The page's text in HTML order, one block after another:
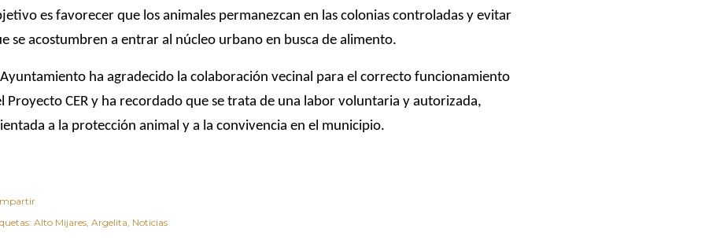
es favorecer que los animales permanezcan en las colonias controladas y evitar
se acostumbren a entrar al núcleo urbano en busca de alimento.
ha agradecido la colaboración vecinal para el correcto funcionamiento
Proyecto CER y ha recordado que se trata de una labor voluntaria y autorizada,
a la protección animal y a la convivencia en el municipio.
Alto Mijares Argelita Noticias